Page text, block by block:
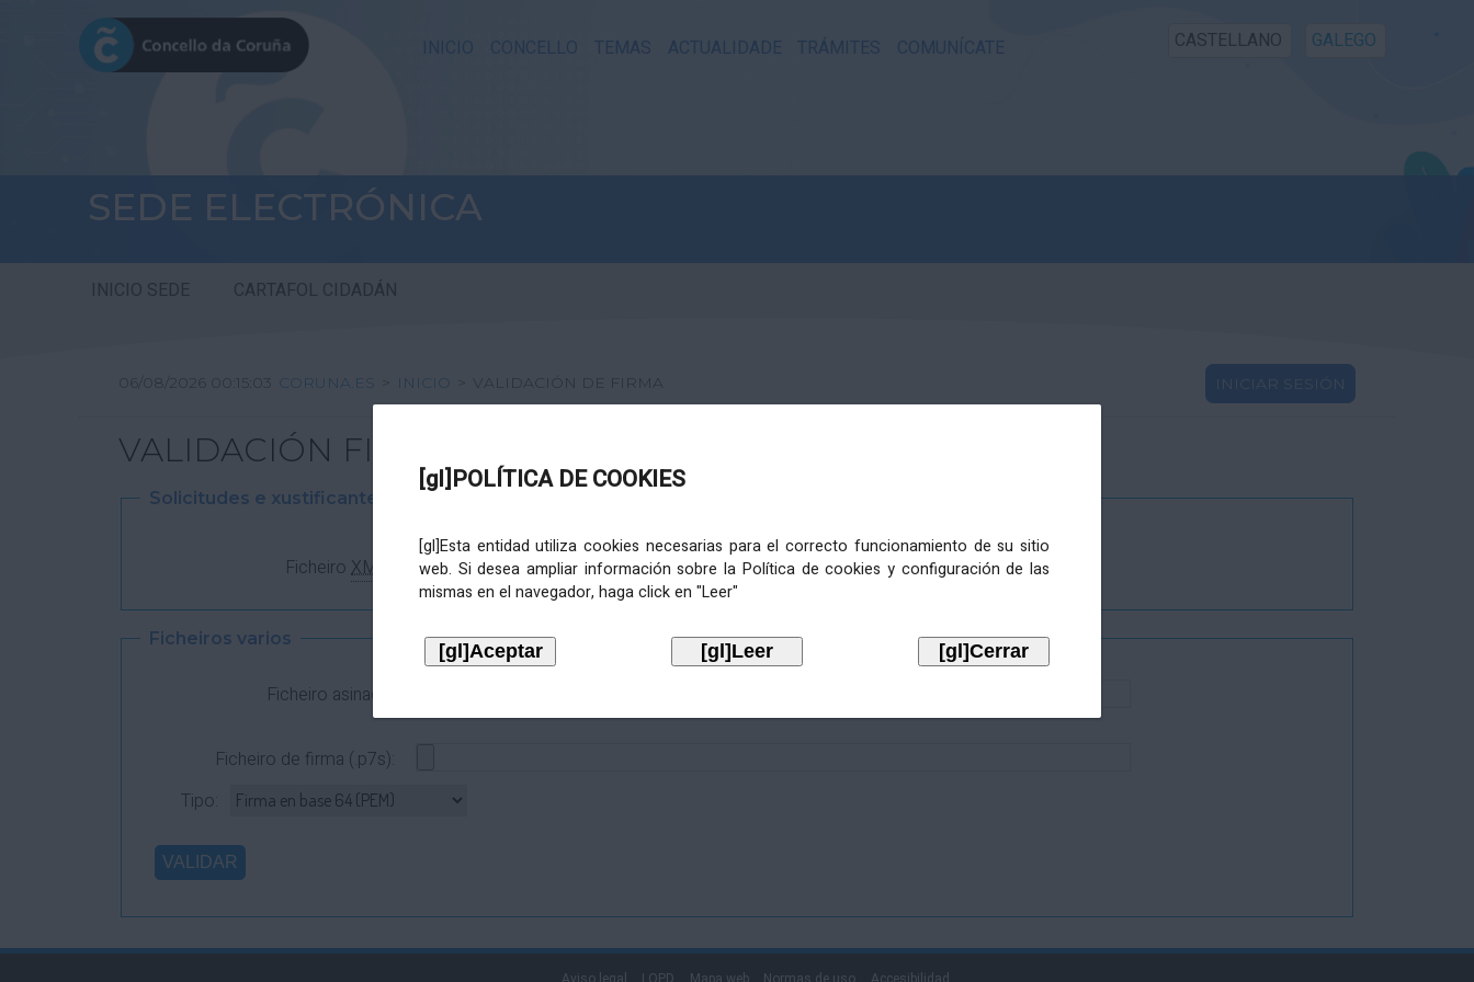
INICIO CONCELLO TEMAS ACTUALIDADE TRÁMITES COMUNÍCATE CASTELLANO GALEGO
SEDE ELECTRÓNICA
INICIO SEDE CARTAFOL CIDADÁN
[gl]POLÍTICA DE COOKIES
[gl]Esta entidad utiliza cookies necesarias para el correcto funcionamiento de su sitio
web. Si desea ampliar información sobre la Política de cookies y configuración de las
mismas en el navegador, haga click en "Leer"
06/08/2026 00:15:03 CORUNA.ES > INICIO > VALIDACIÓN DE FIRMA INICIAR SESIÓN
VALIDACIÓN FIRMA DIXITAL
Solicitudes e xustificantes
FicheiroXML
Ficheiros varios
Ficheiro asinado:
Ficheiro de firma (.p7s):
Tipo:
Aviso legal LOPD Mapa web Normas de uso Accesibilidad